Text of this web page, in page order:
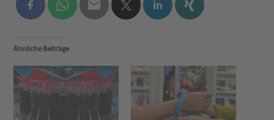
Ähnliche Beiträge